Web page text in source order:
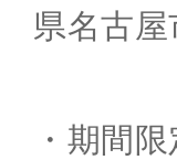
県名古
・期間